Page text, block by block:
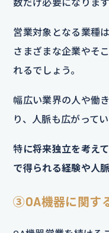
営業対象となる業種
さまざまな企業やそ
れるでしょう。
幅広い業界の人や働
り、人脈も広がって
特に将来独立を考え
で得られる経験や人
③OA機器に関す